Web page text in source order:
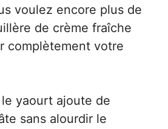
voulez encore plus de
de crème fraîche
complètement votre
yaourt ajoute de
sans alourdir le